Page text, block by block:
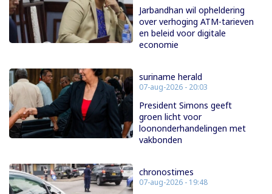
Jarbandhan wil opheldering
over verhoging ATM-tarieven
en beleid voor digitale
economie
suriname herald
07-aug-2026 - 20:03
President Simons geeft
groen licht voor
loononderhandelingen met
vakbonden
chronostimes
07-aug-2026 - 19:48